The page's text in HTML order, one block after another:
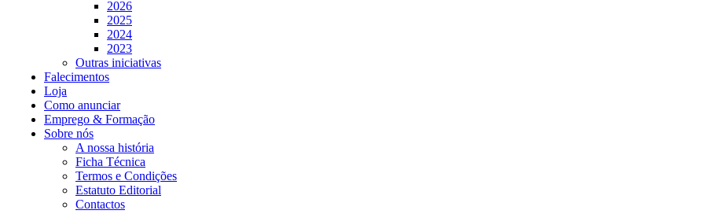
2026
2025
2024
2023
Outras iniciativas
Falecimentos
Loja
Como anunciar
Emprego & Formação
Sobre nós
A nossa história
Ficha Técnica
Termos e Condições
Estatuto Editorial
Contactos